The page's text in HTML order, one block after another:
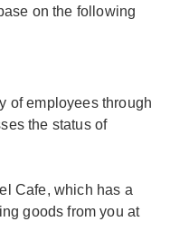
on the following
of employees through
the status of
Cafe, which has a
goods from you at